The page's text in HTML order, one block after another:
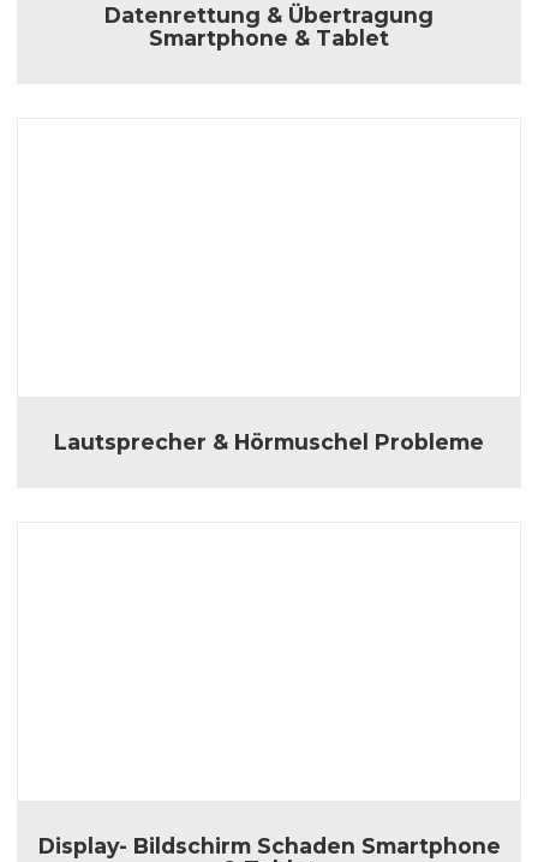
Datenrettung & Übertragung
Smartphone & Tablet
Lautsprecher & Hörmuschel Probleme
Display- Bildschirm Schaden Smartphone